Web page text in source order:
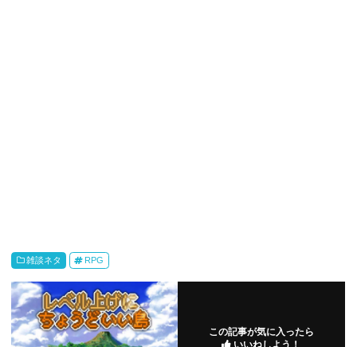
雑談ネタ RPG
この記事が気に入ったら
いいねしよう！